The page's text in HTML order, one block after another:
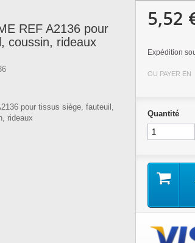
REF A2136 pour
coussin, rideaux
pour tissus siège, fauteuil,
rideaux
5,52
Expédition
OU PAYER EN
Quantité